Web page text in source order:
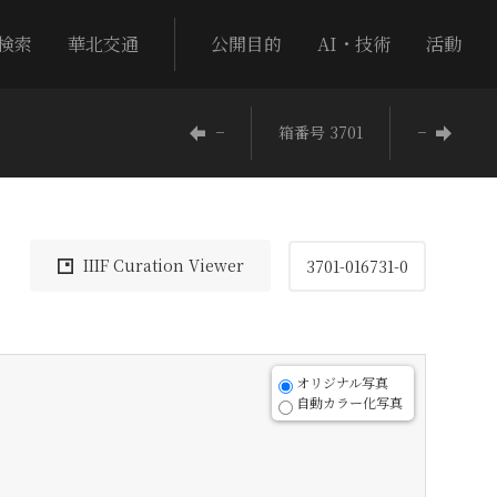
索 華北交通 公開目的 AI・技術 活動
− 箱番号 3701 −
IIIF Curation Viewer 3701-016731-0
オリジナル写真
自動カラー化写真